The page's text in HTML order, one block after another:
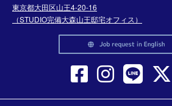
東京都大田区山王4-20-16
（STUDIO完備大森山王邸宅オフィス）